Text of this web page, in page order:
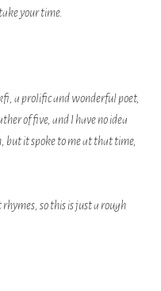
your time.
a prolific and wonderful poet,
of five, and I have no idea
but it spoke to me at that time,
so this is just a rough